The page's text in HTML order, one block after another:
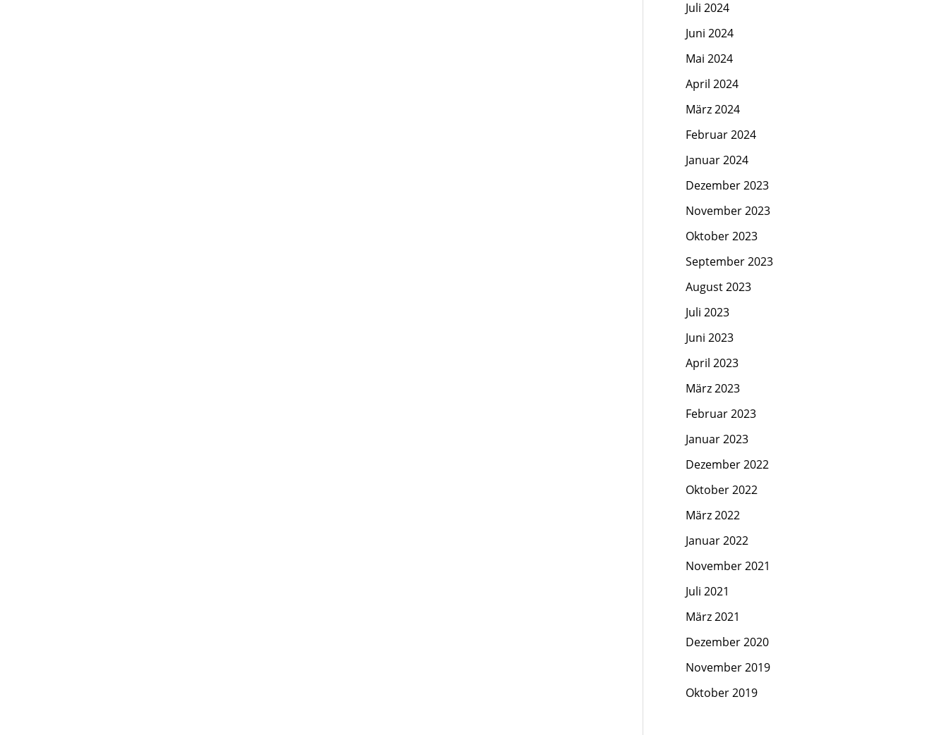
Juli 2024
Juni 2024
Mai 2024
April 2024
März 2024
Februar 2024
Januar 2024
Dezember 2023
November 2023
Oktober 2023
September 2023
August 2023
Juli 2023
Juni 2023
April 2023
März 2023
Februar 2023
Januar 2023
Dezember 2022
Oktober 2022
März 2022
Januar 2022
November 2021
Juli 2021
März 2021
Dezember 2020
November 2019
Oktober 2019